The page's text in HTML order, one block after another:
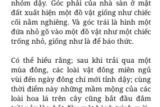
nhỏm dậy. Góc phải của nhà sàn ở mặt
đất xuất hiện một đồ vật giống như chiếc
cối nằm nghiêng. Và góc trái là hình một
đứa nhỏ gõ vào một đồ vật như một chiếc
trống nhỏ, giống như là để báo thức.
Có thể hiểu rằng; sau khi trải qua một
mùa đông, các loài vật đông miên ngủ
vùi đến ngày đông chí mới tỉnh dậy; cùng
thời điểm này những mầm mộng của các
loài hoa lá trên cây cũng bắt đầu đâm